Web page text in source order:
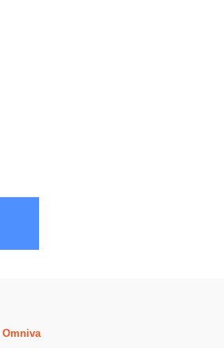
Omniva